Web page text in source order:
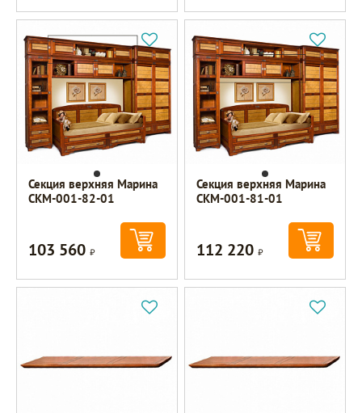
Секция верхняя Марина
СКМ-001-82-01
103 560Р
Секция верхняя Марина
СКМ-001-81-01
112 220Р